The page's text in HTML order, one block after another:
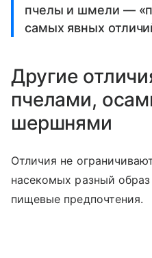
пчелы и шмели —
самых явных
Другие
пчелами,
шершнями
Отличия не
насекомых разный
пищевые предпочтения.